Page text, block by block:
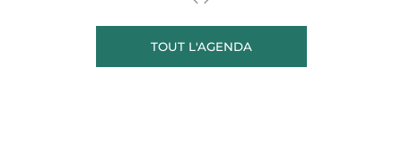
TOUT L'AGENDA